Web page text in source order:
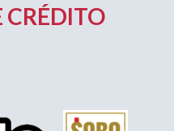
CRÉDITO